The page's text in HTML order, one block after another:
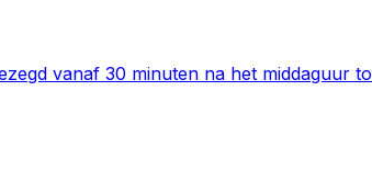
vanaf 30 minuten na het middaguur